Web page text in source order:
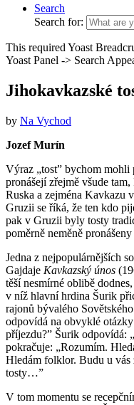
Search
Search for:
This required Yoast
Yoast Panel -> Search
Jihokavkazské
by Na Vychod
Jozef Murín
Výraz „tost” bychom
pronášejí zřejmě všude
Ruska a zejména Kavkazu
Gruzii se říká, že ten kdo
pak v Gruzii byly tosty
poměrně neměně
Jedna z nejpopulárnějších
Gajdaje Kavkazský únos
těší nesmírné oblibě
v níž hlavní hrdina Šurik
rajonů bývalého
odpovídá na obvyklé
příjezdu?” Šurik odpovídá:
pokra­čuje: „Rozumím.
Hledám folklor. Budu u vás
tosty…”
V tom momentu se